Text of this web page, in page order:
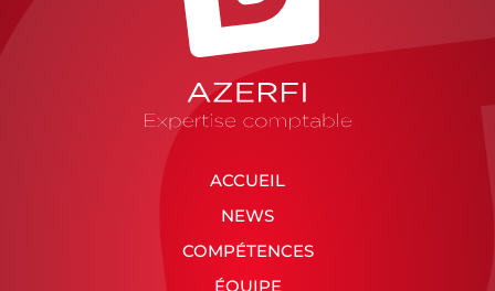
ACCUEIL
NEWS
COMPÉTENCES
ÉQUIPE